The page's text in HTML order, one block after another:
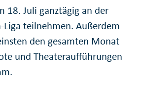
18. Juli ganztägig an der
Liga teilnehmen. Außerdem
den gesamten Monat
und Theateraufführungen